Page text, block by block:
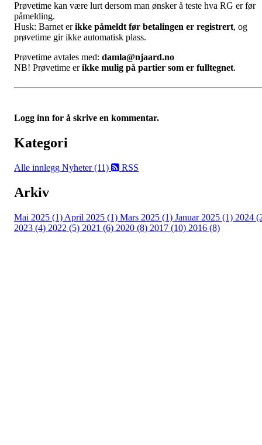
Prøvetime kan være lurt dersom man ønsker å teste hva RG er før
påmelding.
Husk: Barnet erikke påmeldt før betalingen er registrert, og
prøvetime gir ikke automatisk plass.
Prøvetime avtales med: damla@njaard.no
NB! Prøvetime erikke mulig på partier som er fulltegnet.
Logg inn for å skrive en kommentar.
Kategori
Alle innlegg Nyheter (11) RSS
Arkiv
Mai 2025 (1) April 2025 (1) Mars 2025 (1) Januar 2025 (1) 2024
2023 (4) 2022 (5) 2021 (6) 2020 (8) 2017 (10) 2016 (8)